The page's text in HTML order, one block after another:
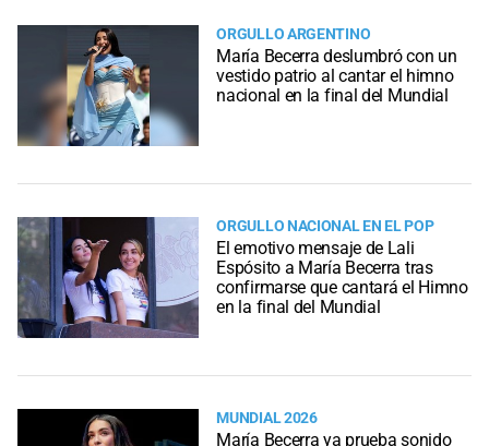
ORGULLO ARGENTINO
María Becerra deslumbró con un
vestido patrio al cantar el himno
nacional en la final del Mundial
ORGULLO NACIONAL EN EL POP
El emotivo mensaje de Lali
Espósito a María Becerra tras
confirmarse que cantará el Himno
en la final del Mundial
MUNDIAL 2026
María Becerra ya prueba sonido